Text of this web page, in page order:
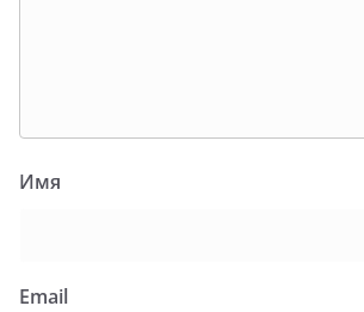
Имя
Email